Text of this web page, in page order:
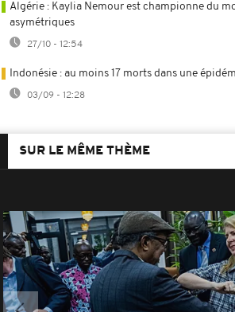
Algérie : Kaylia Nemour est championne du
asymétriques
27/10 - 12:54
Indonésie : au moins 17 morts dans une
03/09 - 12:28
SUR LE MÊME THÈME